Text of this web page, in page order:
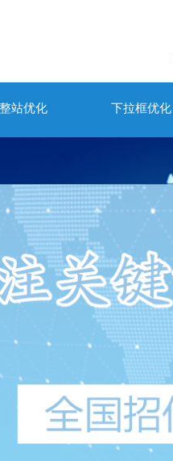
整站优化 下拉框优化